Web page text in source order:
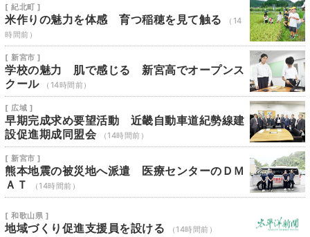
[ 紀北町 ]
米作りの魅力を体感 育つ稲穂を見て触る
（14
時間前）
[ 新宮市 ]
学校の魅力 肌で感じる 新宮高でオープンス
クール
（14時間前）
[ 広域 ]
早期完成求め要望活動 近畿自動車道紀勢線建
設促進期成同盟会
（14時間前）
[ 新宮市 ]
熊本地震の被災地へ派遣 医療センターのＤＭ
ＡＴ
（14時間前）
[ 和歌山県 ]
地域づくり促進支援員を設ける （14時間前）